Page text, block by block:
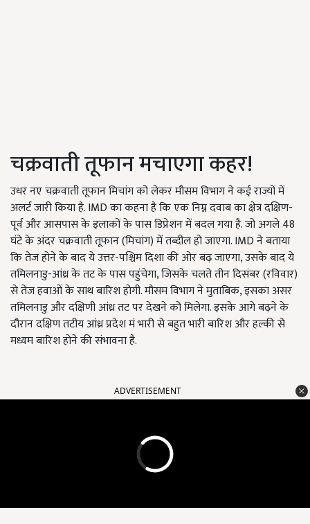
चक्रवाती तूफान मचाएगा कहर!
उधर नए चक्रवाती तूफान मिचांग को लेकर मौसम विभाग ने कई राज्यों में
अलर्ट जारी किया है. IMD का कहना है कि एक निम्न दवाब का क्षेत्र दक्षिण-
पूर्व और आसपास के इलाकों के पास डिप्रेशन में बदल गया है. जो अगले 48
घंटे के अंदर चक्रवाती तूफान (मिचांग) में तब्दील हो जाएगा. IMD ने बताया
कि तेज होने के बाद ये उत्तर-पश्चिम दिशा की ओर बढ़ जाएगा, उसके बाद ये
तमिलनाडु-आंध्र के तट के पास पहुंचेगा, जिसके चलते तीन दिसंबर (रविवार)
से तेज हवाओं के साथ बारिश होगी. मौसम विभाग ने मुताबिक, इसका असर
तमिलनाडु और दक्षिणी आंध्र तट पर देखने को मिलेगा. इसके आगे बढ़ने के
दौरान दक्षिण तटीय आंध्र प्रदेश मं भारी से बहुत भारी बारिश और हल्की से
मध्यम बारिश होने की संभावना है.
ADVERTISEMENT